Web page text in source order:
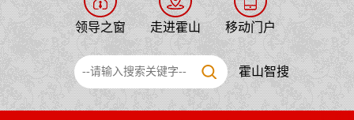
领导之窗 走进霍山 移动门户
霍山智搜